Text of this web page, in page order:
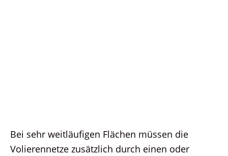
Bei sehr weitläufigen Flächen müssen die
Volierennetze zusätzlich durch einen oder